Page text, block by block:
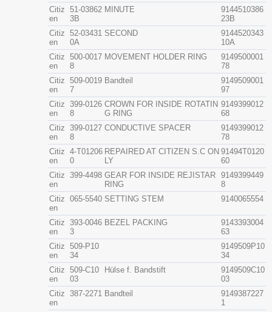
Citiz
en
51-03862
3B
MINUTE
9144510386
23B
Citiz
en
52-03431
0A
SECOND
9144520343
10A
Citiz
en
500-0017
8
MOVEMENT HOLDER RING
9149500001
78
Citiz
en
509-0019
7
Bandteil
9149509001
97
Citiz
en
399-0126
8
CROWN FOR INSIDE ROTATIN
G RING
9149399012
68
Citiz
en
399-0127
8
CONDUCTIVE SPACER
9149399012
78
Citiz
en
4-T01206
0
REPAIRED AT CITIZEN S.C ON
LY
91494T0120
60
Citiz
en
399-4498 GEAR FOR INSIDE REJISTAR
RING
9149399449
8
Citiz
en
065-5540 SETTING STEM 9140065554
Citiz
en
393-0046
3
BEZEL PACKING
9143393004
63
Citiz
en
509-P10
34
9149509P10
34
Citiz
en
509-C10
03
Hülse f. Bandstift
9149509C10
03
Citiz
en
387-2271 Bandteil
9149387227
1